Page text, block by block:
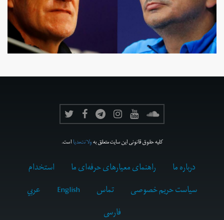
کلیه حقوق قانونی این سایت متعلق بهولانت‌مدیااست.
درباره ما راهنمای معیارهای حرفه‌ای ما
استخدام
سیاست حریم خصوصی
تماس English
عربي
فارسى